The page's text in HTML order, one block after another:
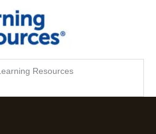
Learning Resources